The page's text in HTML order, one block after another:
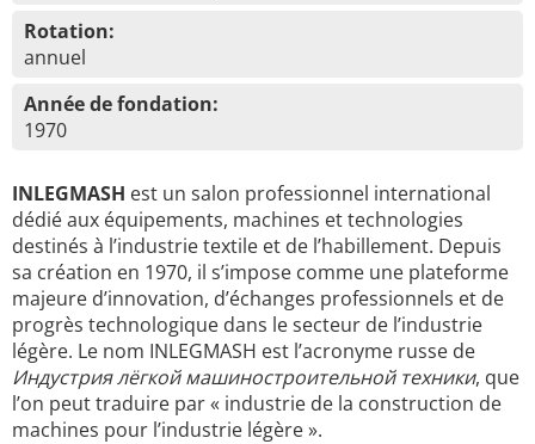
Rotation:
annuel
Année de fondation:
1970
INLEGMASH est un salon professionnel international
dédié aux équipements, machines et technologies
destinés à l’industrie textile et de l’habillement. Depuis
sa création en 1970, il s’impose comme une plateforme
majeure d’innovation, d’échanges professionnels et de
progrès technologique dans le secteur de l’industrie
légère. Le nom INLEGMASH est l’acronyme russe de
Индустрия лёгкой машиностроительной техники, que
l’on peut traduire par « industrie de la construction de
machines pour l’industrie légère ».